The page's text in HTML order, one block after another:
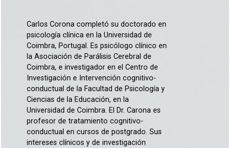
Carlos Corona completó su doctorado en
psicología clínica en la Universidad de
Coimbra, Portugal. Es psicólogo clínico en
la Asociación de Parálisis Cerebral de
Coimbra, e investigador en el Centro de
Investigación e Intervención cognitivo-
conductual de la Facultad de Psicología y
Ciencias de la Educación, en la
Universidad de Coimbra. El Dr. Carona es
profesor de tratamiento cognitivo-
conductual en cursos de postgrado. Sus
intereses clínicos y de investigación